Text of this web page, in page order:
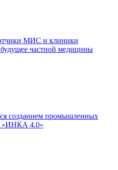
МИС и клиники
частной медицины
созданием промышленных
«ИНКА 4.0»